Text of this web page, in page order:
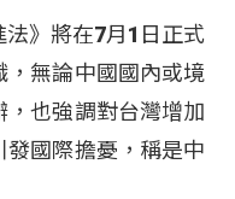
》將在7月1日正式
無論中國國內或境
也強調對台灣增加
發國際擔憂，稱是中